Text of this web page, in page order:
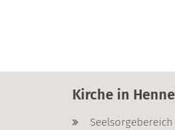
Kirche in